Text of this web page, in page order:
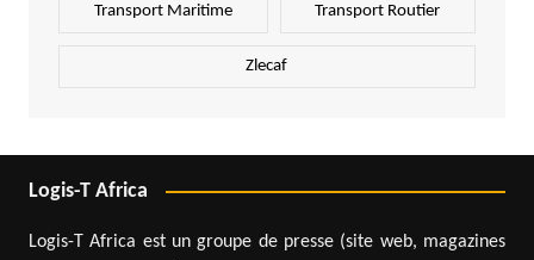
Transport Maritime Transport Routier
Zlecaf
Logis-T Africa
Logis-T Africa est un groupe de presse (site web, magazines